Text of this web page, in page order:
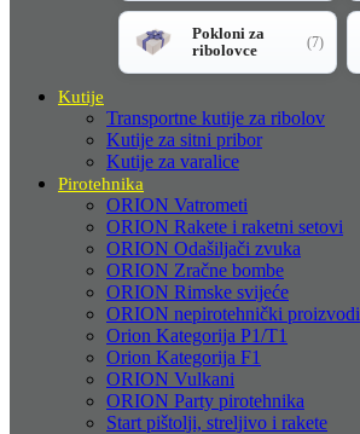
Pokloni za
ribolovce
(7)
Kutije
Transportne kutije za ribolov
Kutije za sitni pribor
Kutije za varalice
Pirotehnika
ORION Vatrometi
ORION Rakete i raketni setovi
ORION Odašiljači zvuka
ORION Zračne bombe
ORION Rimske svijeće
ORION nepirotehnički proizvodi
Orion Kategorija P1/T1
Orion Kategorija F1
ORION Vulkani
ORION Party pirotehnika
Start pištolji, streljivo i rakete